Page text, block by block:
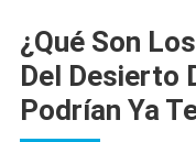
¿Qué Son
Del Desierto
Podrían Ya